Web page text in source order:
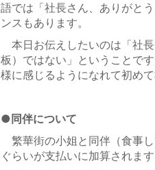
語では「社長さん、ありがと
ンスもあります。
本日お伝えしたいのは「社
板）ではない」ということで
様に感じるようになれて初め
●同伴について
繁華街の小姐と同伴（食事
ぐらいが支払いに加算されます